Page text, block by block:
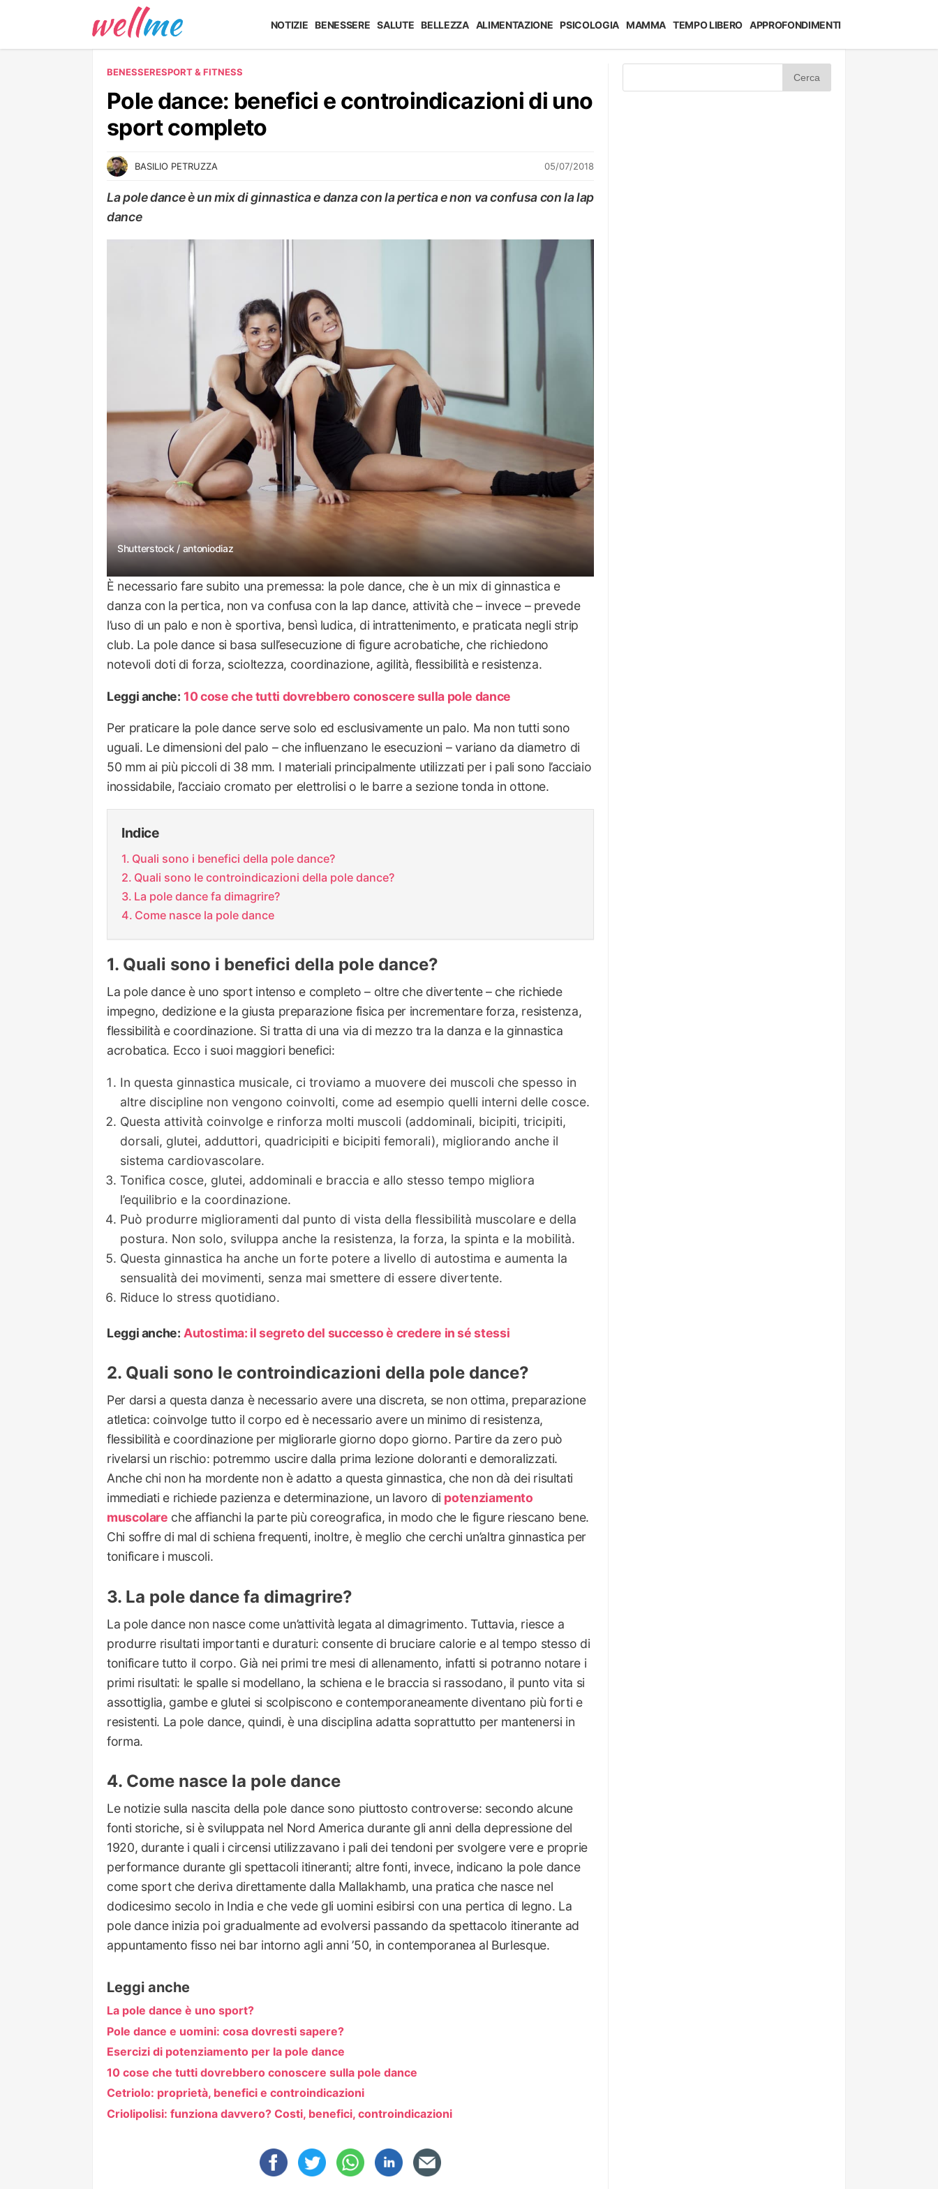
NOTIZIE BENESSERE SALUTE BELLEZZA ALIMENTAZIONE PSICOLOGIA MAMMA TEMPO LIBERO APPROFONDIMENTI
BENESSERESPORT & FITNESS
Pole dance: benefici e controindicazioni di uno
sport completo
BASILIO PETRUZZA 05/07/2018
La pole dance è un mix di ginnastica e danza con la pertica e non va confusa con la lap
dance
Shutterstock / antoniodiaz
È necessario fare subito una premessa: la pole dance, che è un mix di ginnastica e
danza con la pertica, non va confusa con la lap dance, attività che – invece – prevede
l’uso di un palo e non è sportiva, bensì ludica, di intrattenimento, e praticata negli strip
club. La pole dance si basa sull’esecuzione di figure acrobatiche, che richiedono
notevoli doti di forza, scioltezza, coordinazione, agilità, flessibilità e resistenza.
Leggi anche: 10 cose che tutti dovrebbero conoscere sulla pole dance
Per praticare la pole dance serve solo ed esclusivamente un palo. Ma non tutti sono
uguali. Le dimensioni del palo – che influenzano le esecuzioni – variano da diametro di
50 mm ai più piccoli di 38 mm. I materiali principalmente utilizzati per i pali sono l’acciaio
inossidabile, l’acciaio cromato per elettrolisi o le barre a sezione tonda in ottone.
Indice
Quali sono i benefici della pole dance?
Quali sono le controindicazioni della pole dance?
La pole dance fa dimagrire?
Come nasce la pole dance
Quali sono i benefici della pole dance?
La pole dance è uno sport intenso e completo – oltre che divertente – che richiede
impegno, dedizione e la giusta preparazione fisica per incrementare forza, resistenza,
flessibilità e coordinazione. Si tratta di una via di mezzo tra la danza e la ginnastica
acrobatica. Ecco i suoi maggiori benefici:
In questa ginnastica musicale, ci troviamo a muovere dei muscoli che spesso in
altre discipline non vengono coinvolti, come ad esempio quelli interni delle cosce.
Questa attività coinvolge e rinforza molti muscoli (addominali, bicipiti, tricipiti,
dorsali, glutei, adduttori, quadricipiti e bicipiti femorali), migliorando anche il
sistema cardiovascolare.
Tonifica cosce, glutei, addominali e braccia e allo stesso tempo migliora
l’equilibrio e la coordinazione.
Può produrre miglioramenti dal punto di vista della flessibilità muscolare e della
postura. Non solo, sviluppa anche la resistenza, la forza, la spinta e la mobilità.
Questa ginnastica ha anche un forte potere a livello di autostima e aumenta la
sensualità dei movimenti, senza mai smettere di essere divertente.
Riduce lo stress quotidiano.
Leggi anche: Autostima: il segreto del successo è credere in sé stessi
Quali sono le controindicazioni della pole dance?
Per darsi a questa danza è necessario avere una discreta, se non ottima, preparazione
atletica: coinvolge tutto il corpo ed è necessario avere un minimo di resistenza,
flessibilità e coordinazione per migliorarle giorno dopo giorno. Partire da zero può
rivelarsi un rischio: potremmo uscire dalla prima lezione doloranti e demoralizzati.
Anche chi non ha mordente non è adatto a questa ginnastica, che non dà dei risultati
immediati e richiede pazienza e determinazione, un lavoro di potenziamento
muscolare che affianchi la parte più coreografica, in modo che le figure riescano bene.
Chi soffre di mal di schiena frequenti, inoltre, è meglio che cerchi un’altra ginnastica per
tonificare i muscoli.
La pole dance fa dimagrire?
La pole dance non nasce come un’attività legata al dimagrimento. Tuttavia, riesce a
produrre risultati importanti e duraturi: consente di bruciare calorie e al tempo stesso di
tonificare tutto il corpo. Già nei primi tre mesi di allenamento, infatti si potranno notare i
primi risultati: le spalle si modellano, la schiena e le braccia si rassodano, il punto vita si
assottiglia, gambe e glutei si scolpiscono e contemporaneamente diventano più forti e
resistenti. La pole dance, quindi, è una disciplina adatta soprattutto per mantenersi in
forma.
Come nasce la pole dance
Le notizie sulla nascita della pole dance sono piuttosto controverse: secondo alcune
fonti storiche, si è sviluppata nel Nord America durante gli anni della depressione del
1920, durante i quali i circensi utilizzavano i pali dei tendoni per svolgere vere e proprie
performance durante gli spettacoli itineranti; altre fonti, invece, indicano la pole dance
come sport che deriva direttamente dalla Mallakhamb, una pratica che nasce nel
dodicesimo secolo in India e che vede gli uomini esibirsi con una pertica di legno. La
pole dance inizia poi gradualmente ad evolversi passando da spettacolo itinerante ad
appuntamento fisso nei bar intorno agli anni ’50, in contemporanea al Burlesque.
Leggi anche
La pole dance è uno sport?
Pole dance e uomini: cosa dovresti sapere?
Esercizi di potenziamento per la pole dance
10 cose che tutti dovrebbero conoscere sulla pole dance
Cetriolo: proprietà, benefici e controindicazioni
Criolipolisi: funziona davvero? Costi, benefici, controindicazioni